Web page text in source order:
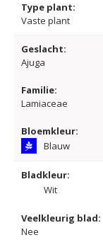
Type plant:
Vaste plant
Geslacht:
Ajuga
Familie:
Lamiaceae
Bloemkleur:
Blauw
Bladkleur:
Wit
Veelkleurig blad:
Nee